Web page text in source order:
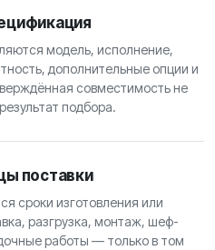
модель, исполнение,
дополнительные опции и
совместимость не
подбора.
поставки
сроки изготовления или
разгрузка, монтаж, шеф-
работы — только в том